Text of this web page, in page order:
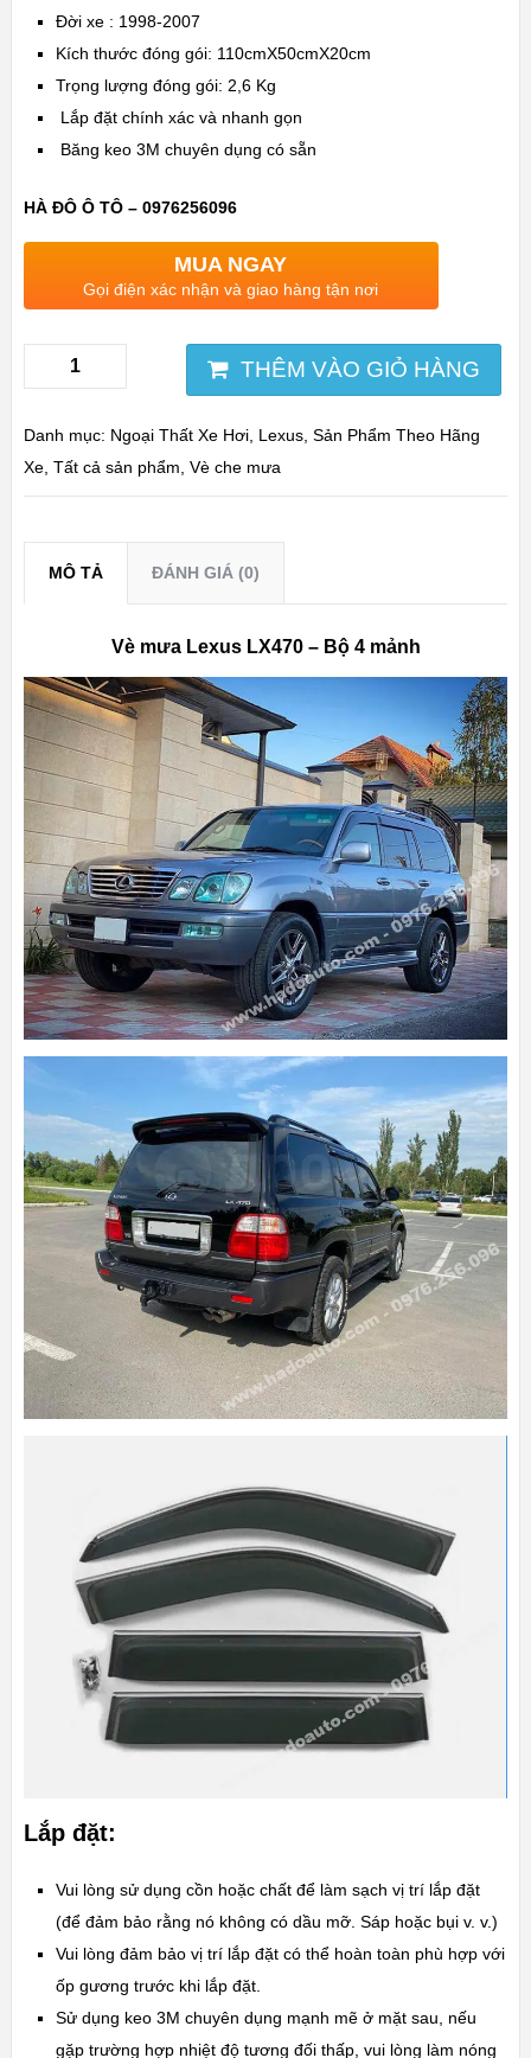
Đời xe : 1998-2007
Kích thước đóng gói: 110cmX50cmX20cm
Trọng lượng đóng gói: 2,6 Kg
Lắp đặt chính xác và nhanh gọn
Băng keo 3M chuyên dụng có sẵn
HÀ ĐÔ Ô TÔ – 0976256096
MUA NGAY
Gọi điện xác nhận và giao hàng tận nơi
THÊM VÀO GIỎ HÀNG
Danh mục: Ngoại Thất Xe Hơi, Lexus, Sản Phẩm Theo Hãng
Xe, Tất cả sản phẩm Vè che mưa
MÔ TẢ ĐÁNH GIÁ (0)
Vè mưa Lexus LX470 – Bộ 4 mảnh
Lắp đặt:
Vui lòng sử dụng cồn hoặc chất để làm sạch vị trí lắp đặt
(để đảm bảo rằng nó không có dầu mỡ. Sáp hoặc bụi v. v.)
Vui lòng đảm bảo vị trí lắp đặt có thể hoàn toàn phù hợp với
ốp gương trước khi lắp đặt.
Sử dụng keo 3M chuyên dụng mạnh mẽ ở mặt sau, nếu
gặp trường hợp nhiệt độ tương đối thấp, vui lòng làm nóng